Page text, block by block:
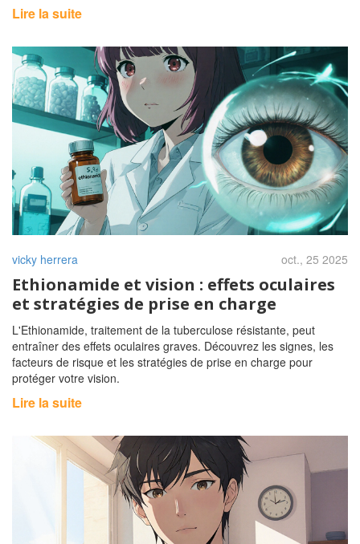
Lire la suite
vicky herrera oct., 25 2025
Ethionamide et vision : effets oculaires
et stratégies de prise en charge
L'Ethionamide, traitement de la tuberculose résistante, peut
entraîner des effets oculaires graves. Découvrez les signes, les
facteurs de risque et les stratégies de prise en charge pour
protéger votre vision.
Lire la suite